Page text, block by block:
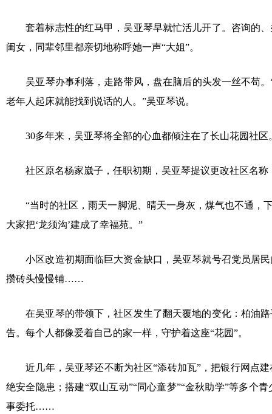
套着标志性的红马甲，吴亚琴早就忙活儿开了。咨询的、
闺女，同辈邻里都亲切地称呼她一声“大姐”。
吴亚琴办事利落，走路带风，盘在脑后的头发一丝不苟。
老年人起床就能找到说话的人。”吴亚琴说。
30多年来，吴亚琴将全部的心血都倾注在了长山花园社区
社区原名杨家崴子，任职初期，吴亚琴提议更改社区名
“当时的社区，雨天一脚泥、晴天一身灰，煤气也不通，
大家把‘龙须沟’建成了幸福苑。”
小区改造初期面临巨大资金缺口，吴亚琴就号召党员居民
攒砖头慢慢铺……
在吴亚琴的带领下，社区发生了翻天覆地的变化：柏油路
告。每个人都像爱着自己的家一样，守护着这座“花园”。
近几年，吴亚琴还不断为社区“添砖加瓦”，把银行网点建
绝安全隐患；搭建“双山互动”“同心童梦”“金秋助学”等多个
事委托……